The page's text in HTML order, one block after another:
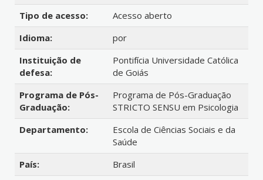
Tipo de acesso:
Acesso aberto
Idioma:
por
Instituição de
defesa:
Pontifícia Universidade Católica
de Goiás
Programa de Pós-
Graduação:
Programa de Pós-Graduação
STRICTO SENSU em Psicologia
Departamento:
Escola de Ciências Sociais e da
Saúde
País:
Brasil